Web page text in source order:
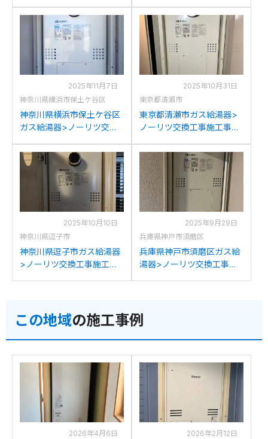
2413AWXH-Tからノーリツ
GTH-2454AW3H-T BLへの
4299ARSAW3Q-Cからノ
ーリツGTH-2454AW3H-T
BLへの交換
2025年11月7日
神奈川県横浜市保土ケ谷区
神奈川県横浜市保土ケ谷区
ガス給湯器>ノーリツ交換
GTH-2417AWX3H-Tからノ
ーリツGTH-2454AW3H-T
BLへの交換
2025年10月31日
東京都清瀬市
東京都清瀬市ガス給湯器>
ノーリツ交換工事施工事
TからノーリツGTH-
2454AW3H-T BLへの交換
2025年10月10日
神奈川県逗子市
神奈川県逗子市ガス給湯器
>ノーリツ交換工事施工事
への交換
2025年9月29日
兵庫県神戸市須磨区
兵庫県神戸市須磨区ガス給
湯器>ノーリツ交換工事施
の交換
この地域の施工事例
2026年4月6日
2026年2月12日